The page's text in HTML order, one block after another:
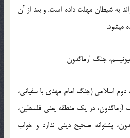
به شیطان مهلت داده است. و بعد از آن
میشود.
جنگ آرماگدون
دوم اسلامی (جنگ امام مهدی با سفیانی،
در یک منطقه یعنی فلسطین،
پشتوانه صحیح دینی ندارد و خواب